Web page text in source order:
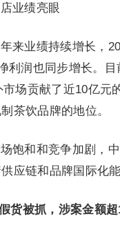
业绩亮眼
来业绩持续增长，
利润也同步增长。
场贡献了近10亿元
茶饮品牌的地位。
饱和和竞争加剧，
应链和品牌国际化
货被抓，涉案金额